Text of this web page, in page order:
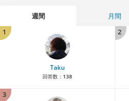
週間 月間
1
Taku
回答数： 138
2
3